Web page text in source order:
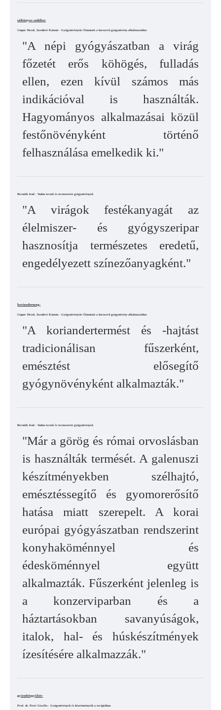
sáfrányos szeklice:
Csupor Dezső, Szendrei Kámán - Gyógynövénytár-Útmutató a korszerű gyógynövény-alkalmazáshoz
"A népi gyógyászatban a virág
főzetét erős köhögés, fulladás
ellen, ezen kívül számos más
indikációval is használták.
Hagyományos alkalmazásai közül
festőnövényként történő
felhasználása emelkedik ki."
Bernáth Jenő - Vadon termő és termesztett gyógynövények
"A virágok festékanyagát az
élelmiszer- és gyógyszeripar
hasznosítja természetes eredetű,
engedélyezett színezőanyagként."
koriandermag:
Csupor Dezső, Szendrei Kámán - Gyógynövénytár-Útmutató a korszerű gyógynövény-alkalmazáshoz
"A koriandertermést és -hajtást
tradicionálisan fűszerként,
emésztést elősegítő
gyógynövényként alkalmazták."
Bernáth Jenő - Vadon termő és termesztett gyógynövények
"Már a görög és római orvoslásban
is használták termését. A galenuszi
készítményekben szélhajtó,
emésztéssegítő és gyomorerősítő
hatása miatt szerepelt. A korai
európai gyógyászatban rendszerint
konyhaköménnyel és
édesköménnyel együtt
alkalmazták. Fűszerként jelenleg is
a konzerviparban és a
háztartásokban savanyúságok,
italok, hal- és húskészítmények
ízesítésére alkalmazzák."
gyömbérgyökér:
Prof. dr. Petri Gizella - Gyógynövények és készítményeik a terápiában